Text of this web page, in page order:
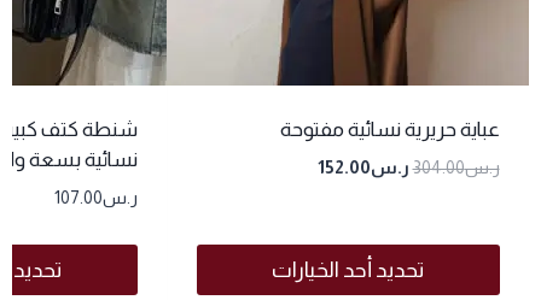
عباية حريرية نسائية مفتوحة
ر.س304.00 ر.س152.00
تحديد أحد الخيارات
شنطة كتف
نسائية بسعة
ر.س107.00
تحديد